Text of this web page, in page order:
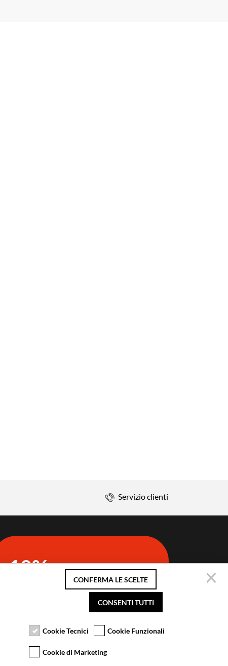
Servizio clienti
10% di sconto sul primo ordine
Iscriviti alla newsletter
SRL UNIPERSONALE 2021 | P.IVA 08501640968
CONFERMA LE SCELTE
CONSENTI TUTTI
Cookie Tecnici Cookie Funzionali
Cookie di Marketing